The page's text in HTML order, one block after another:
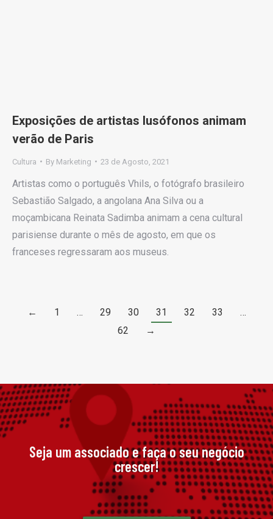
Exposições de artistas lusófonos animam
verão de Paris
Cultura By Marketing 23 de Agosto, 2021
Artistas como o português Vhils, o fotógrafo brasileiro
Sebastião Salgado, a angolana Ana Silva ou a
moçambicana Reinata Sadimba animam a cena cultural
parisiense durante o mês de agosto, em que os
franceses regressaram aos museus.
← 1 … 29 30 31 32 33
…
62
→
Seja um associado e faça o seu negócio
crescer!